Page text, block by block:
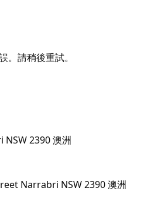
責管理舊監獄遺產中心，並在
萬個條目。
會的導遊可以搭乘您的巴
距離梅特蘭街僅一個街區。
。請稍後重試。
2390 澳洲